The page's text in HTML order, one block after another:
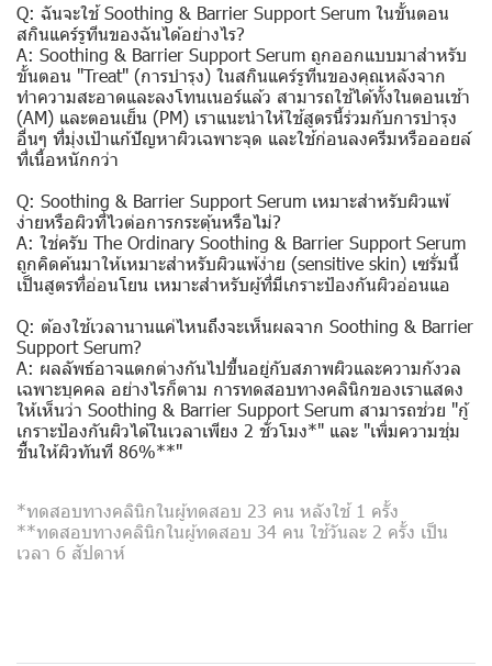
Q: ฉันจะใช้ Soothing & Barrier Support Serum ในขั้นตอน
สกินแคร์รูทีนของฉันได้อย่างไร?
A: Soothing & Barrier Support Serum ถูกออกแบบมาสำหรับ
ขั้นตอน "Treat" (การบำรุง) ในสกินแคร์รูทีนของคุณหลังจาก
ทำความสะอาดและลงโทนเนอร์แล้ว สามารถใช้ได้ทั้งในตอนเช้า
(AM) และตอนเย็น (PM) เราแนะนำให้ใช้สูตรนี้ร่วมกับการบำรุง
อื่นๆ ที่มุ่งเป้าแก้ปัญหาผิวเฉพาะจุด และใช้ก่อนลงครีมหรือออยล์
ที่เนื้อหนักกว่า
Q: Soothing & Barrier Support Serum เหมาะสำหรับผิวแพ้
ง่ายหรือผิวที่ไวต่อการกระตุ้นหรือไม่?
A: ใช่ครับ The Ordinary Soothing & Barrier Support Serum
ถูกคิดค้นมาให้เหมาะสำหรับผิวแพ้ง่าย (sensitive skin) เซรั่มนี้
เป็นสูตรที่อ่อนโยน เหมาะสำหรับผู้ที่มีเกราะป้องกันผิวอ่อนแอ
Q: ต้องใช้เวลานานแค่ไหนถึงจะเห็นผลจาก Soothing & Barrier
Support Serum?
A: ผลลัพธ์อาจแตกต่างกันไปขึ้นอยู่กับสภาพผิวและความกังวล
เฉพาะบุคคล อย่างไรก็ตาม การทดสอบทางคลินิกของเราแสดง
ให้เห็นว่า Soothing & Barrier Support Serum สามารถช่วย "กู้
เกราะป้องกันผิวได้ในเวลาเพียง 2 ชั่วโมง*" และ "เพิ่มความชุ่ม
ชื้นให้ผิวทันที 86%**"
*ทดสอบทางคลินิกในผู้ทดสอบ 23 คน หลังใช้ 1 ครั้ง
**ทดสอบทางคลินิกในผู้ทดสอบ 34 คน ใช้วันละ 2 ครั้ง เป็น
เวลา 6 สัปดาห์